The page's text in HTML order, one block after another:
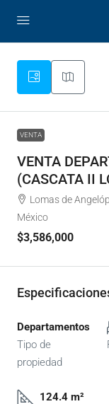
VENTA
VENTA
(CASCATA II
Lomas de
México
$3,586,000
Departamentos
Tipo de
propiedad
124.4 m²